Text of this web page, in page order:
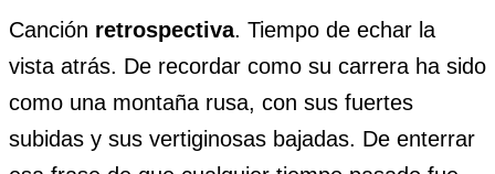
Canción retrospectiva. Tiempo de echar la
vista atrás. De recordar como su carrera ha sido
como una montaña rusa, con sus fuertes
subidas y sus vertiginosas bajadas. De enterrar